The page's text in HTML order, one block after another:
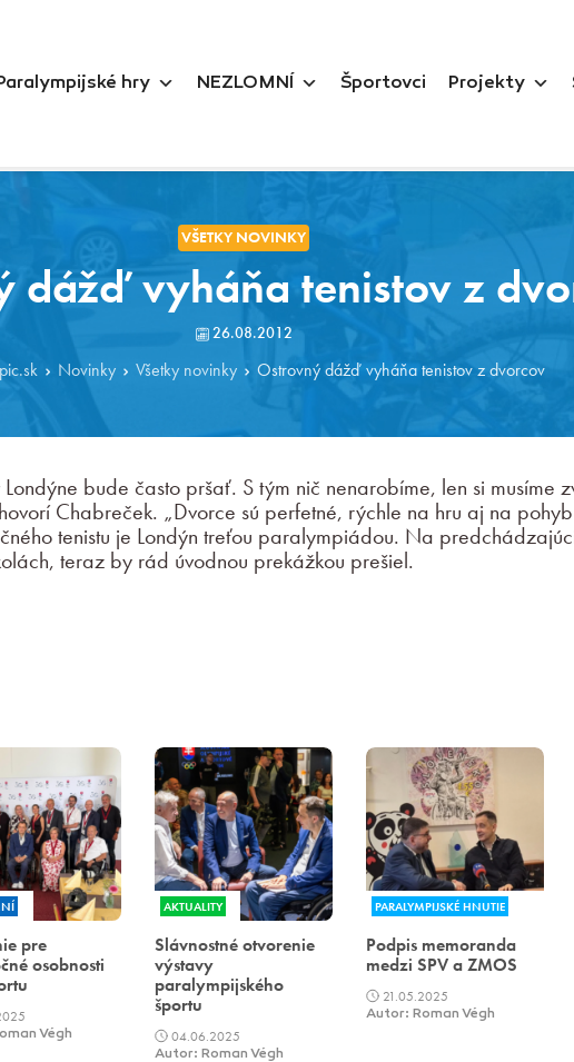
hry NEZLOMNÍ Športovci Projekty
VŠETKY NOVINKY
dážď vyháňa tenistov z
26.08.2012
Novinky Všetky novinky Ostrovný dážď vyháňa tenistov z dvorcov
Londýne bude často pršať. S tým nič nenarobíme, len si musíme
Chabreček. „Dvorce sú perfetné, rýchle na hru aj na
tenistu je Londýn treťou paralympiádou. Na
teraz by rád úvodnou prekážkou prešiel.
pre
osobnosti
Végh
AKTUALITY
Slávnostné otvorenie
výstavy
paralympijského
športu
04.06.2025
Autor: Roman Végh
PARALYMPIJSKÉ HNUTIE
Podpis memoranda
medzi SPV a ZMOS
21.05.2025
Autor: Roman Végh